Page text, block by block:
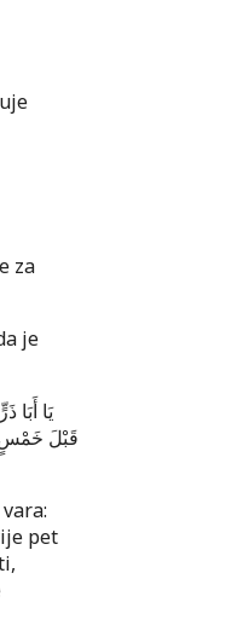
za
je
يَا
قَبْلَ
pet